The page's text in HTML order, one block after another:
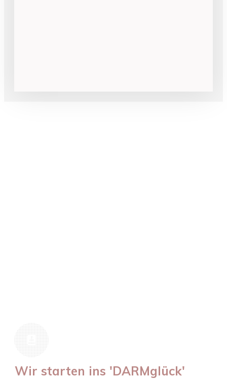
Wir starten ins 'DARMglück'